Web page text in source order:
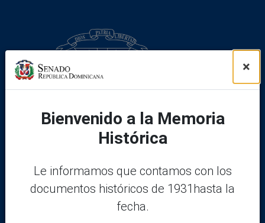
Legal
×
Bienvenido a la Memoria
Histórica
Le informamos que contamos con los
documentos históricos de 1931hasta la
fecha.